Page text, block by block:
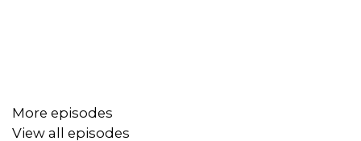
More episodes
View all episodes